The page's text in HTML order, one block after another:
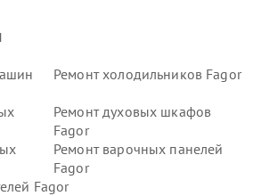
Ремонт холодильников Fagor
Ремонт духовых шкафов
Fagor
Ремонт варочных панелей
Fagor
Fagor